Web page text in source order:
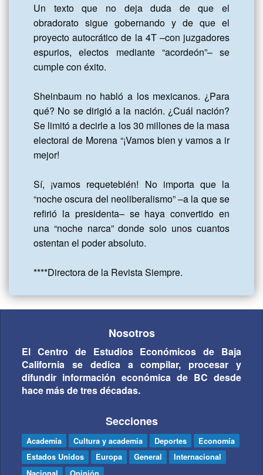
Un texto que no deja duda de que el
obradorato sigue gobernando y de que el
proyecto autocrático de la 4T –con juzgadores
espurios, electos mediante “acordeón”– se
cumple con éxito.
Sheinbaum no habló a los mexicanos. ¿Para
qué? No se dirigió a la nación. ¿Cuál nación?
Se limitó a decirle a los 30 millones de la masa
electoral de Morena “¡Vamos bien y vamos a ir
mejor!
Sí, ¡vamos requetebién! No importa que la
“noche oscura del neoliberalismo” –a la que se
refirió la presidenta– se haya convertido en
una “noche narca” donde solo unos cuantos
ostentan el poder absoluto.
****Directora de la Revista Siempre.
Nosotros
El Centro de Estudios Económicos de Baja
California se dedica a compilar, procesar y
difundir información económica de BC desde
hace más de tres décadas.
Secciones
Academia Cultura y academia Deportes
Economía
Estados Unidos
Europa General
Internacional